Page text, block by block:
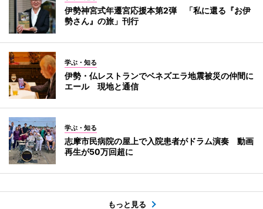
伊勢神宮式年遷宮応援本第2弾 「私に還る『お伊
勢さん』の旅」刊行
学ぶ・知る
伊勢・仏レストランでベネズエラ地震被災の仲間に
エール 現地と通信
学ぶ・知る
志摩市民病院の屋上で入院患者がドラム演奏 動画
再生が50万回超に
もっと見る